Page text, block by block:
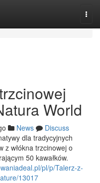
World
News
Discuss
dla tradycyjnych
z włókna trzcinowej o
50 kawałków.
pl/p/Talerz-z-
13017